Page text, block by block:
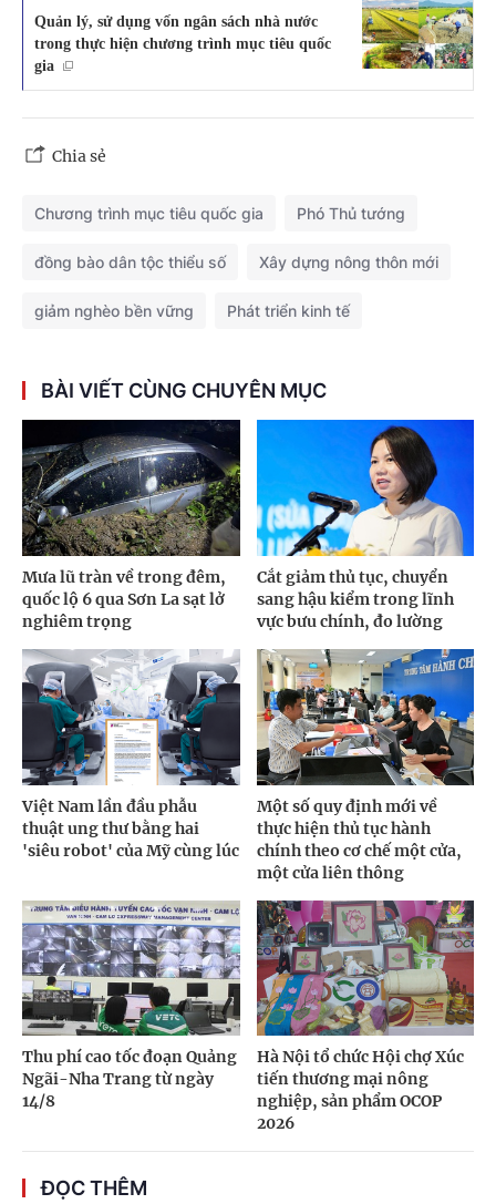
Quản lý, sử dụng vốn ngân sách nhà nước
trong thực hiện chương trình mục tiêu quốc
gia
Chia sẻ
Chương trình mục tiêu quốc gia Phó Thủ tướng
đồng bào dân tộc thiểu số Xây dựng nông thôn mới
giảm nghèo bền vững Phát triển kinh tế
BÀI VIẾT CÙNG CHUYÊN MỤC
Mưa lũ tràn về trong đêm,
quốc lộ 6 qua Sơn La sạt lở
nghiêm trọng
Cắt giảm thủ tục, chuyển
sang hậu kiểm trong lĩnh
vực bưu chính, đo lường
Việt Nam lần đầu phẫu
thuật ung thư bằng hai
'siêu robot' của Mỹ cùng lúc
Một số quy định mới về
thực hiện thủ tục hành
chính theo cơ chế một cửa,
một cửa liên thông
Thu phí cao tốc đoạn Quảng
Ngãi-Nha Trang từ ngày
14/8
Hà Nội tổ chức Hội chợ Xúc
tiến thương mại nông
nghiệp, sản phẩm OCOP
2026
ĐỌC THÊM